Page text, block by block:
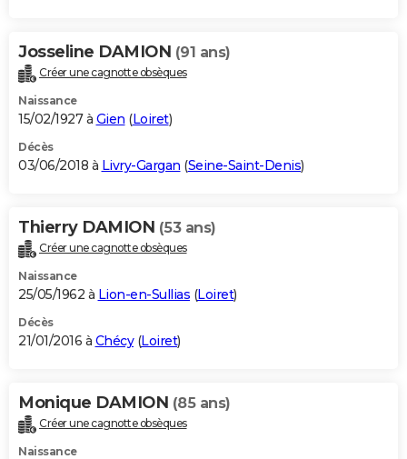
Josseline DAMION (91 ans)
Créer une cagnotte obsèques
Naissance
15/02/1927 à Gien (Loiret)
Décès
03/06/2018 à Livry-Gargan (Seine-Saint-Denis)
Thierry DAMION (53 ans)
Créer une cagnotte obsèques
Naissance
25/05/1962 à Lion-en-Sullias (Loiret)
Décès
21/01/2016 à Chécy(Loiret)
Monique DAMION (85 ans)
Créer une cagnotte obsèques
Naissance